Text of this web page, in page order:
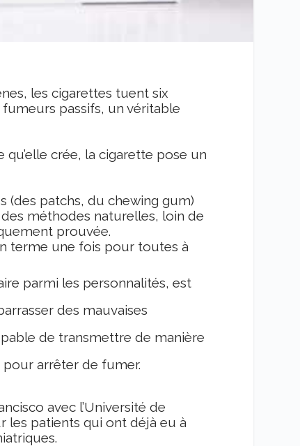
les cigarettes tuent six
passifs, un véritable
crée, la cigarette pose un
(des patchs, du chewing gum)
méthodes naturelles, loin de
prouvée.
terme une fois pour toutes à
parmi les personnalités, est
des mauvaises
de transmettre de manière
arrêter de fumer.
avec l’Université de
les patients qui ont déjà eu à